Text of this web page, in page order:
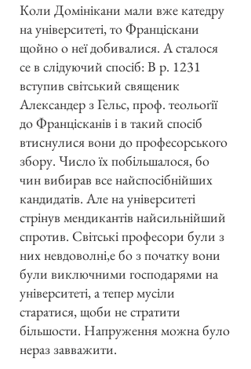
Коли Домінікани мали вже катедру
на університеті, то Франціскани
щойно о неї добивалися. А сталося
се в слідуючий спосіб: В р. 1231
вступив світський священик
Александер з Гельс, проф. теольоґії
до Францісканів і в такий спосіб
втиснулися вони до професорського
збору. Число їх побільшалося, бо
чин вибирав все найспосібнійших
кандидатів. Але на університеті
стрінув мендикантів найсильнійший
спротив. Світські професори були з
них невдоволні,е бо з початку вони
були виключними господарями на
університеті, а тепер мусіли
старатися, щоби не стратити
більшости. Напруження можна було
нераз завважити.